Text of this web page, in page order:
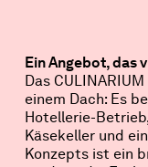
Ein Angebot, das
Das
einem Dach: Es
Hotellerie-
Käsekeller und
Konzepts ist ein